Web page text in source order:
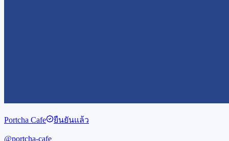
Portcha Cafe ยืนยันแล้ว
@portcha-cafe